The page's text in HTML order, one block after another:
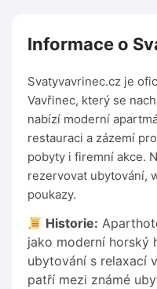
Informace o
Svatyvavrinec.cz je
Vavřinec, který se
nabízí moderní
restauraci a zázemí
pobyty i firemní akce.
rezervovat ubytování,
poukazy.
Historie:
jako moderní horský
ubytování s relaxací
patří mezi známé